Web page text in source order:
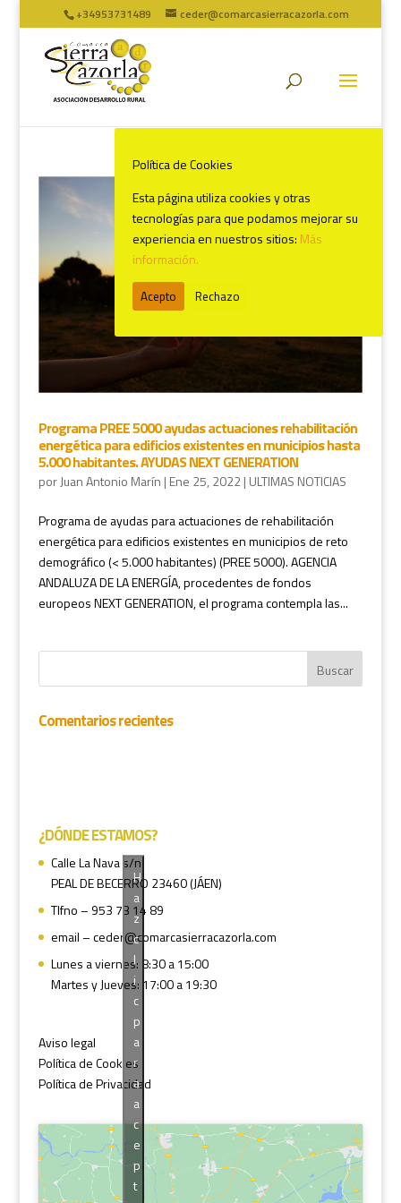
+34953731489 ceder@comarcasierracazorla.com
Programa PREE 5000 ayudas actuaciones rehabilitación
energética para edificios existentes en municipios hasta
5.000 habitantes. AYUDAS NEXT GENERATION
porJuan Antonio Marín | Ene 25, 2022| ULTIMAS NOTICIAS
Programa de ayudas para actuaciones de rehabilitación
energética para edificios existentes en municipios de reto
demográfico (< 5.000 habitantes) (PREE 5000). AGENCIA
ANDALUZA DE LA ENERGÍA, procedentes de fondos
europeos NEXT GENERATION, el programa contempla las...
Comentarios recientes
¿DÓNDE ESTAMOS?
Calle La Nava s/n
PEAL DE BECERRO 23460 (JÁEN)
Tlfno – 953 73 14 89
email – ceder@comarcasierracazorla.com
Lunes a viernes: 8:30 a 15:00
Martes y Jueves: 17:00 a 19:30
Aviso legal
Política de Cookies
Política de Privacidad
H
a
z
c
l
i
c
p
a
r
a
a
c
e
p
t
Política de Cookies
Esta página utiliza cookies y otras
tecnologías para que podamos mejorar su
experiencia en nuestros sitios: Más
información.
Acepto Rechazo